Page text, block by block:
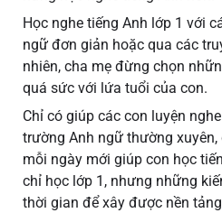
Học nghe tiếng Anh lớp 1 với
ngữ đơn giản hoặc qua các
nhiên, cha mẹ đừng chọn
quá sức với lứa tuổi của con.
Chỉ có giúp các con luyện
trường Anh ngữ thường
mỗi ngày mới giúp con học
chỉ học lớp 1, nhưng những
thời gian để xây được nền